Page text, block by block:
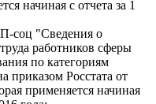
начиная с отчета за 1
соц "Сведения о
работников сферы
по категориям
приказом Росстата от
применяется начиная